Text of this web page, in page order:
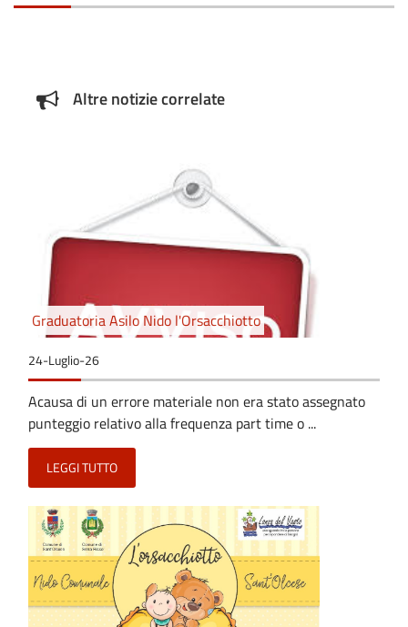
Altre notizie correlate
Graduatoria Asilo Nido l'Orsacchiotto
24-Luglio-26
Acausa di un errore materiale non era stato assegnato
punteggio relativo alla frequenza part time o ...
LEGGI TUTTO